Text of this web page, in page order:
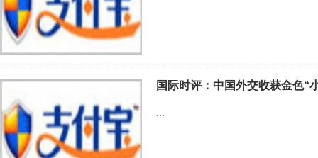
国际时评：中国外交收获金色“